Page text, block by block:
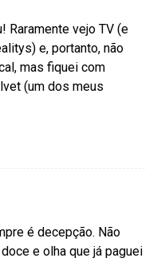
Raramente vejo TV (e
e, portanto, não
mas fiquei com
(um dos meus
é decepção. Não
e olha que já paguei